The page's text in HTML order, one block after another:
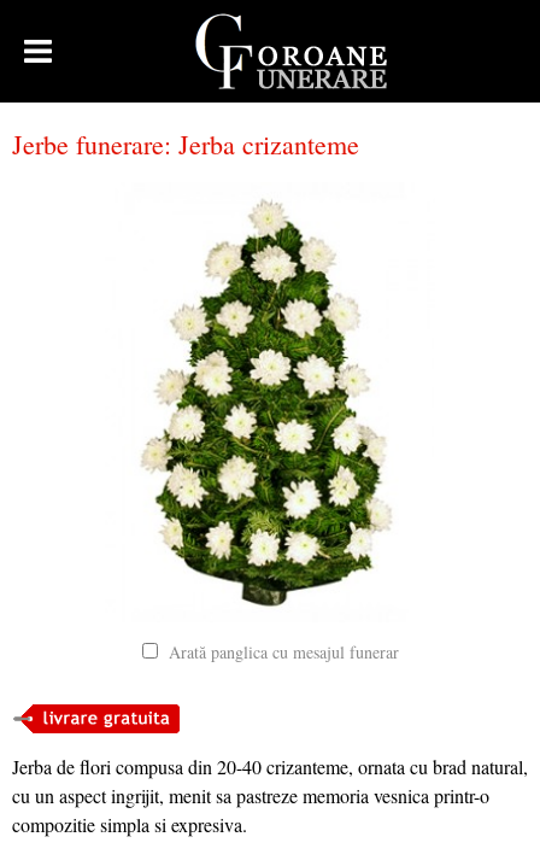
Jerbe funerare: Jerba crizanteme
Arată panglica cu mesajul funerar
Jerba de flori compusa din 20-40 crizanteme, ornata cu brad natural,
cu un aspect ingrijit, menit sa pastreze memoria vesnica printr-o
compozitie simpla si expresiva.